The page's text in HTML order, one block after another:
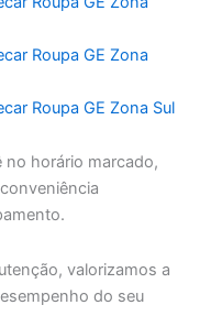
Roupa GE Zona
Roupa GE Zona Sul
horário marcado,
valorizamos a
do seu